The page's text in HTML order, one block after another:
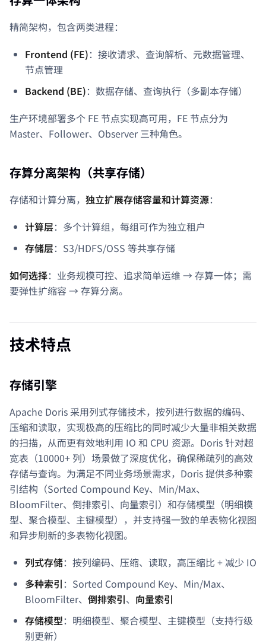
精简架构，包含两类进程：
Frontend (FE)：接收请求、查询解析、元数据管理、
节点管理
Backend (BE)：数据存储、查询执行（多副本存储）
生产环境部署多个 FE 节点实现高可用，FE 节点分为
Master、Follower、Observer 三种角色。
存算分离架构（共享存储）
存储和计算分离， 独立扩展存储容量和计算资源：
计算层：多个计算组，每组可作为独立租户
存储层：S3/HDFS/OSS 等共享存储
如何选择：业务规模可控、追求简单运维 → 存算一体；需
要弹性扩缩容 → 存算分离。
技术特点
存储引擎
Apache Doris 采用列式存储技术，按列进行数据的编码、
压缩和读取，实现极高的压缩比的同时减少大量非相关数据
的扫描，从而更有效地利用 IO 和 CPU 资源。Doris 针对超
宽表（10000+ 列）场景做了深度优化，确保稀疏列的高效
存储与查询。为满足不同业务场景需求，Doris 提供多种索
引结构（Sorted Compound Key、Min/Max、
BloomFilter、倒排索引、向量索引）和存储模型（明细模
型、聚合模型、主键模型），并支持强一致的单表物化视图
和异步刷新的多表物化视图。
列式存储：按列编码、压缩、读取，高压缩比 + 减少 IO
多种索引 ：Sorted Compound Key、Min/Max、
BloomFilter、 倒排索引、 向量索引
存储模型：明细模型、聚合模型、主键模型（支持行级
别更新）